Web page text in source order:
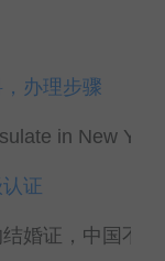
办理步骤
in New
证
婚证，中国不